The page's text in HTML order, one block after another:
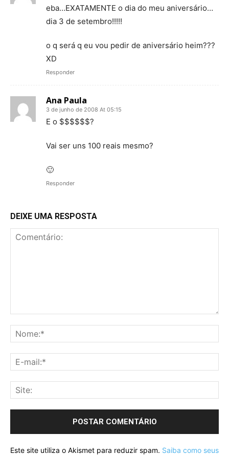
eba…EXATAMENTE o dia do meu aniversário…
dia 3 de setembro!!!!!
o q será q eu vou pedir de aniversário heim???
XD
Responder
Ana Paula
3 de junho de 2008 At 05:15
E o $$$$$$?
Vai ser uns 100 reais mesmo?
🙂
Responder
DEIXE UMA RESPOSTA
Este site utiliza o Akismet para reduzir spam. Saiba como seus